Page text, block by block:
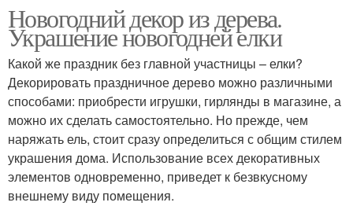
Новогодний декор из дерева.
Украшение новогодней елки
Какой же праздник без главной участницы – елки?
Декорировать праздничное дерево можно различными
способами: приобрести игрушки, гирлянды в магазине, а
можно их сделать самостоятельно. Но прежде, чем
наряжать ель, стоит сразу определиться с общим стилем
украшения дома. Использование всех декоративных
элементов одновременно, приведет к безвкусному
внешнему виду помещения.